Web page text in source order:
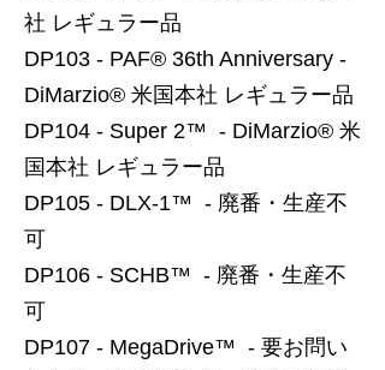
社 レギュラー品
DP103 - PAF® 36th Anniversary -
DiMarzio® 米国本社 レギュラー品
DP104 - Super 2™ - DiMarzio® 米
国本社 レギュラー品
DP105 - DLX-1™ - 廃番・生産不
可
DP106 - SCHB™ - 廃番・生産不
可
DP107 - MegaDrive™ - 要お問い